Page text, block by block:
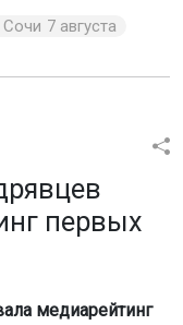
7 августа
первых
медиарейтинг